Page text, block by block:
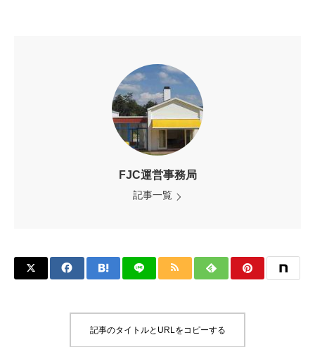
FJC運営事務局
記事一覧
記事のタイトルとURLをコピーする